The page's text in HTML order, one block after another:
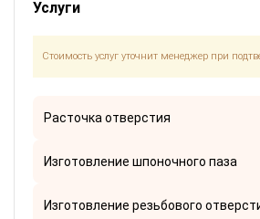
Услуги
Стоимость услуг уточнит менеджер при
Расточка отверстия
Изготовление шпоночного паза
Изготовление резьбового